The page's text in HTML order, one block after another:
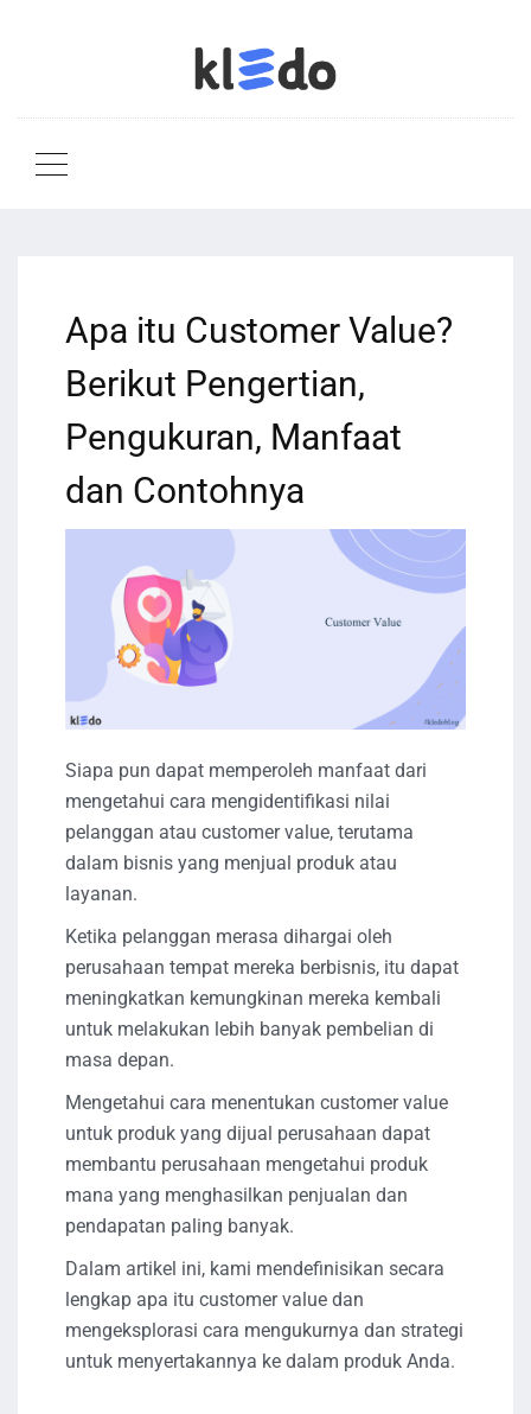
Apa itu Customer Value?
Berikut Pengertian,
Pengukuran, Manfaat
dan Contohnya
Siapa pun dapat memperoleh manfaat dari
mengetahui cara mengidentifikasi nilai
pelanggan atau customer value, terutama
dalam bisnis yang menjual produk atau
layanan.
Ketika pelanggan merasa dihargai oleh
perusahaan tempat mereka berbisnis, itu dapat
meningkatkan kemungkinan mereka kembali
untuk melakukan lebih banyak pembelian di
masa depan.
Mengetahui cara menentukan customer value
untuk produk yang dijual perusahaan dapat
membantu perusahaan mengetahui produk
mana yang menghasilkan penjualan dan
pendapatan paling banyak.
Dalam artikel ini, kami mendefinisikan secara
lengkap apa itu customer value dan
mengeksplorasi cara mengukurnya dan strategi
untuk menyertakannya ke dalam produk Anda.